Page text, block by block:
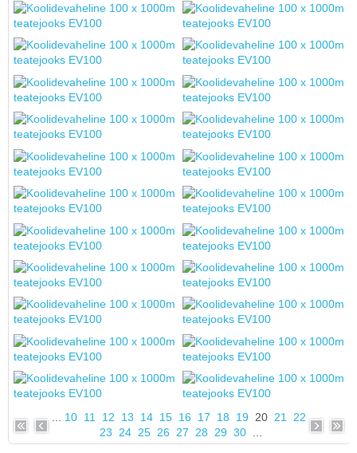
10 11 12 13 14 15 16 17 18 19 20 21
22
23
24 25 26 27 28 29 30...